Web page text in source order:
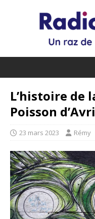
L’histoire de
Poisson
23 mars 2023 Rémy